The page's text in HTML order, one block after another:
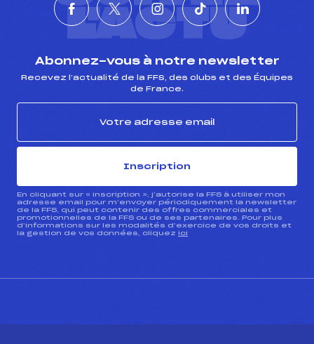
L'ACTU
Abonnez-vous à notre newsletter
Recevez l’actualité de la FFS, des clubs et des Équipes
de France.
Inscription
En cliquant sur « inscription », j’autorise la FFS à utiliser mon
adresse email pour m’envoyer périodiquement la newsletter
de la FFS, qui peut contenir des offres commerciales et
promotionnelles de la FFS ou de ses partenaires. Pour plus
d’informations sur les modalités d’exercice de vos droits et
la gestion de vos données, cliquez ici